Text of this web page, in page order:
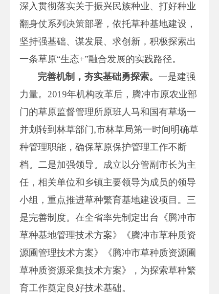
深入贯彻落实关于振兴民族种业、打好种业
翻身仗系列决策部署，依托草种基地建设，
坚持强基础、谋发展、求创新，积极探索出
一条草原“生态+”融合发展的实践路径。
完善机制，夯实基础勇探索。 一是建强
力量。2019年机构改革后，腾冲市原农业部
门的草原监督管理所原班人马和国有草场一
并划转到林草部门,市林草局第一时间明确草
种管理职能，确保草原保护管理工作不断
档。二是加强领导。成立以分管副市长为主
任，相关单位和乡镇主要领导为成员的领导
小组，重点推进草种繁育基地建设项目。三
是完善制度。在全省率先制定出台《腾冲市
草种基地管理技术方案》《腾冲市草种质资
源圃管理技术方案》《腾冲市草种质资源圃
草种质资源采集技术方案》，为探索草种繁
育工作奠定良好技术基础。